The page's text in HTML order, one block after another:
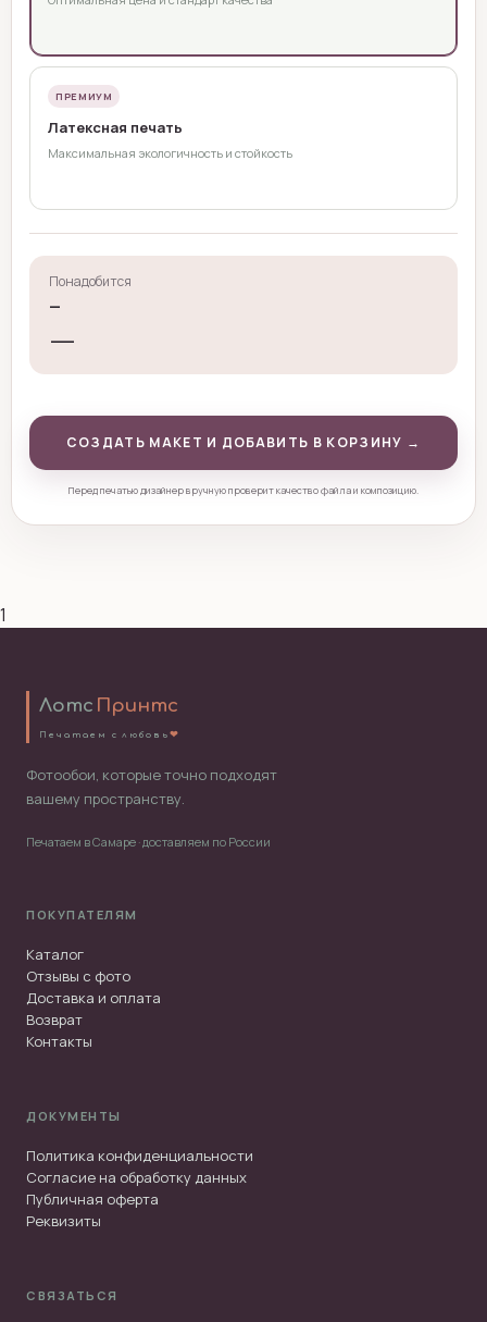
ПРЕМИУМ
Латексная печать
Максимальная экологичность и стойкость
Понадобится
—
—
СОЗДАТЬ МАКЕТ И ДОБАВИТЬ В КОРЗИНУ →
Перед печатью дизайнер вручную проверит качество файла и композицию.
1
Лотс Принтс
П е ч а т а е м с л ю б о в ь ❤
Фотообои, которые точно подходят
вашему пространству.
Печатаем в Самаре · доставляем по России
ПОКУПАТЕЛЯМ
Каталог
Отзывы с фото
Доставка и оплата
Возврат
Контакты
ДОКУМЕНТЫ
Политика конфиденциальности
Согласие на обработку данных
Публичная оферта
Реквизиты
СВЯЗАТЬСЯ